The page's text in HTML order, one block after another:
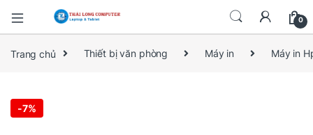
0
Trang chủ Thiết bị văn phòng Máy in Máy in
-7%